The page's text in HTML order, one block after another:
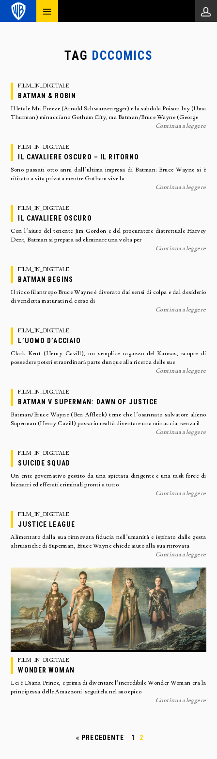
TAG DCCOMICS
FILM_IN_DIGITALE
BATMAN & ROBIN
Il letale Mr. Freeze (Arnold Schwarzenegger) e la subdola Poison Ivy (Uma
Thurman) minacciano Gotham City, ma Batman/Bruce Wayne (George
Continua a leggere
FILM_IN_DIGITALE
IL CAVALIERE OSCURO – IL RITORNO
Sono passati otto anni dall’ultima impresa di Batman: Bruce Wayne si è
ritirato a vita privata mentre Gotham vive la
Continua a leggere
FILM_IN_DIGITALE
IL CAVALIERE OSCURO
Con l’aiuto del tenente Jim Gordon e del procuratore distrettuale Harvey
Dent, Batman si prepara ad eliminare una volta per
Continua a leggere
FILM_IN_DIGITALE
BATMAN BEGINS
Il ricco filantropo Bruce Wayne è divorato dai sensi di colpa e dal desiderio
di vendetta maturati nel corso di
Continua a leggere
FILM_IN_DIGITALE
L’UOMO D’ACCIAIO
Clark Kent (Henry Cavill), un semplice ragazzo del Kansas, scopre di
possedere poteri straordinari: parte dunque alla ricerca delle sue
Continua a leggere
FILM_IN_DIGITALE
BATMAN V SUPERMAN: DAWN OF JUSTICE
Batman/Bruce Wayne (Ben Affleck) teme che l’osannato salvatore alieno
Superman (Henry Cavill) possa in realtà diventare una minaccia, senza il
Continua a leggere
FILM_IN_DIGITALE
SUICIDE SQUAD
Un ente governativo gestito da una spietata dirigente e una task force di
bizzarri ed efferati criminali pronti a tutto
Continua a leggere
FILM_IN_DIGITALE
JUSTICE LEAGUE
Alimentato dalla sua rinnovata fiducia nell’umanità e ispirato dalle gesta
altruistiche di Superman, Bruce Wayne chiede aiuto alla sua ritrovata
Continua a leggere
FILM_IN_DIGITALE
WONDER WOMAN
Lei è Diana Prince, e prima di diventare l’incredibile Wonder Woman era la
principessa delle Amazzoni: seguitela nel suo epico
Continua a leggere
« PRECEDENTE 1 2